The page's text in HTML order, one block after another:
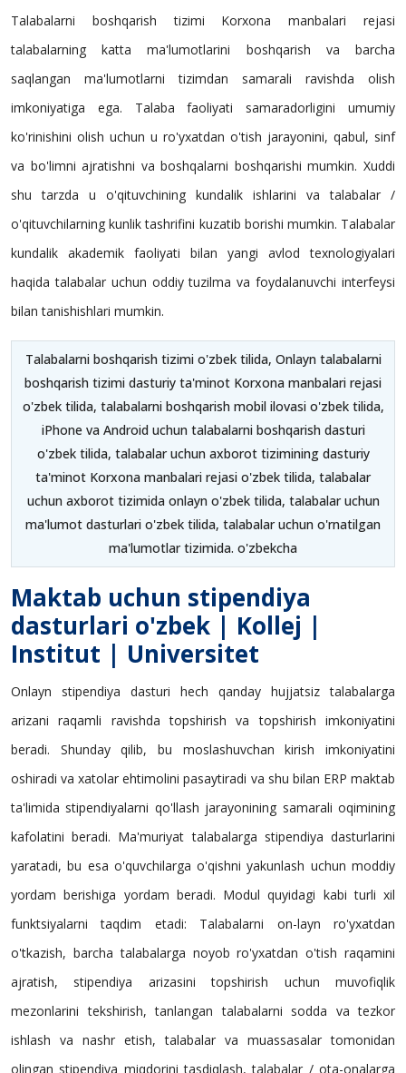
Talabalarni boshqarish tizimi Korxona manbalari rejasi
talabalarning katta ma'lumotlarini boshqarish va barcha
saqlangan ma'lumotlarni tizimdan samarali ravishda olish
imkoniyatiga ega. Talaba faoliyati samaradorligini umumiy
ko'rinishini olish uchun u ro'yxatdan o'tish jarayonini, qabul, sinf
va bo'limni ajratishni va boshqalarni boshqarishi mumkin. Xuddi
shu tarzda u o'qituvchining kundalik ishlarini va talabalar /
o'qituvchilarning kunlik tashrifini kuzatib borishi mumkin. Talabalar
kundalik akademik faoliyati bilan yangi avlod texnologiyalari
haqida talabalar uchun oddiy tuzilma va foydalanuvchi interfeysi
bilan tanishishlari mumkin.
Talabalarni boshqarish tizimi o'zbek tilida, Onlayn talabalarni
boshqarish tizimi dasturiy ta'minot Korxona manbalari rejasi
o'zbek tilida, talabalarni boshqarish mobil ilovasi o'zbek tilida,
iPhone va Android uchun talabalarni boshqarish dasturi
o'zbek tilida, talabalar uchun axborot tizimining dasturiy
ta'minot Korxona manbalari rejasi o'zbek tilida, talabalar
uchun axborot tizimida onlayn o'zbek tilida, talabalar uchun
ma'lumot dasturlari o'zbek tilida, talabalar uchun o'rnatilgan
ma'lumotlar tizimida. o'zbekcha
Maktab uchun stipendiya
dasturlari o'zbek | Kollej |
Institut | Universitet
Onlayn stipendiya dasturi hech qanday hujjatsiz talabalarga
arizani raqamli ravishda topshirish va topshirish imkoniyatini
beradi. Shunday qilib, bu moslashuvchan kirish imkoniyatini
oshiradi va xatolar ehtimolini pasaytiradi va shu bilan ERP maktab
ta'limida stipendiyalarni qo'llash jarayonining samarali oqimining
kafolatini beradi. Ma'muriyat talabalarga stipendiya dasturlarini
yaratadi, bu esa o'quvchilarga o'qishni yakunlash uchun moddiy
yordam berishiga yordam beradi. Modul quyidagi kabi turli xil
funktsiyalarni taqdim etadi: Talabalarni on-layn ro'yxatdan
o'tkazish, barcha talabalarga noyob ro'yxatdan o'tish raqamini
ajratish, stipendiya arizasini topshirish uchun muvofiqlik
mezonlarini tekshirish, tanlangan talabalarni sodda va tezkor
ishlash va nashr etish, talabalar va muassasalar tomonidan
olingan stipendiya miqdorini tasdiqlash, talabalar / ota-onalarga